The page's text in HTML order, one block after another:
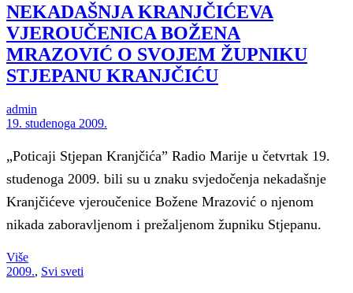
NEKADAŠNJA KRANJČIĆEVA
VJEROUČENICA BOŽENA
MRAZOVIĆ O SVOJEM ŽUPNIKU
STJEPANU KRANJČIĆU
admin
19. studenoga 2009.
„Poticaji Stjepan Kranjčića” Radio Marije u četvrtak 19.
studenoga 2009. bili su u znaku svjedočenja nekadašnje
Kranjčićeve vjeroučenice Božene Mrazović o njenom
nikada zaboravljenom i prežaljenom župniku Stjepanu.
Više
2009., Svi sveti